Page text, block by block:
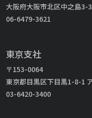
大阪府大阪市北区中之島3-
06-6479-3621
東京支社
〒153-0064
東京都目黒区下目黒1-8-1
03-6420-3400